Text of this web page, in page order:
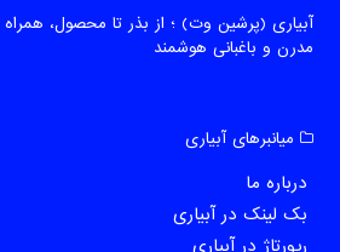
آبیاری (پرشین وت) ؛ از بذر تا محصول،
مدرن و باغبانی هوشمند
میانبرهای آبیاری
درباره ما
بک لینک در آبیاری
رپورتاژ در آبیاری